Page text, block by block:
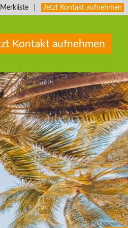
Merkliste Jetzt Kontakt aufnehmen
Kontakt aufnehmen